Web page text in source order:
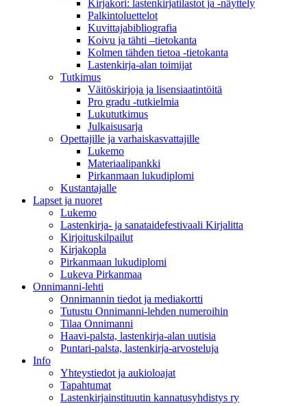
Kirjakori: lastenkirjatilastot ja -näyttely
Palkintoluettelot
Kuvittaja­bibliografia
Koivu ja tähti –tietokanta
Kolmen tähden tietoa -tietokanta
Lastenkirja-alan toimijat
Tutkimus
Väitöskirjoja ja lisensiaatintöitä
Pro gradu -tutkielmia
Lukututkimus
Julkaisusarja
Opettajille ja varhaiskasvattajille
Lukemo
Materiaalipankki
Pirkanmaan lukudiplomi
Kustantajalle
Lapset ja nuoret
Lukemo
Lastenkirja- ja sanataidefestivaali Kirjalitta
Kirjoituskilpailut
Kirjakopla
Pirkanmaan lukudiplomi
Lukeva Pirkanmaa
Onnimanni-lehti
Onnimannin tiedot ja mediakortti
Tutustu Onnimanni-lehden numeroihin
Tilaa Onnimanni
Haavi-palsta, lastenkirja-alan uutisia
Puntari-palsta, lastenkirja-arvosteluja
Info
Yhteystiedot ja aukioloajat
Tapahtumat
Lastenkirjainstituutin kannatusyhdistys ry